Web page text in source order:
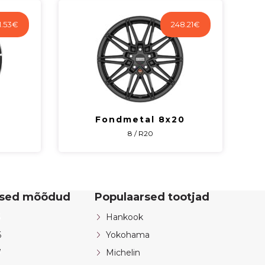
€ 248.21€
Fondmetal 8x20
8 / R20
mõõdud Populaarsed tootjad
Hankook
Yokohama
Michelin